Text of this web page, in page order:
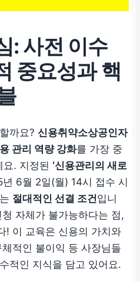
: 사전 이수
중요성과 핵
까요? 신용취약소상공인자
관리 역량 강화를 가장 중
요. 지정된 ‘신용관리의 새로
년 6월 2일(월) 14시 접수 시
절대적인 선결 조건입니
자체가 불가능하다는 점,
! 이 교육은 신용의 가치와
적인 불이익 등 사장님들
적인 지식을 담고 있어요.